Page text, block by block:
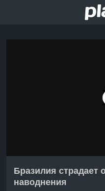
Бразилия страдает
наводнения